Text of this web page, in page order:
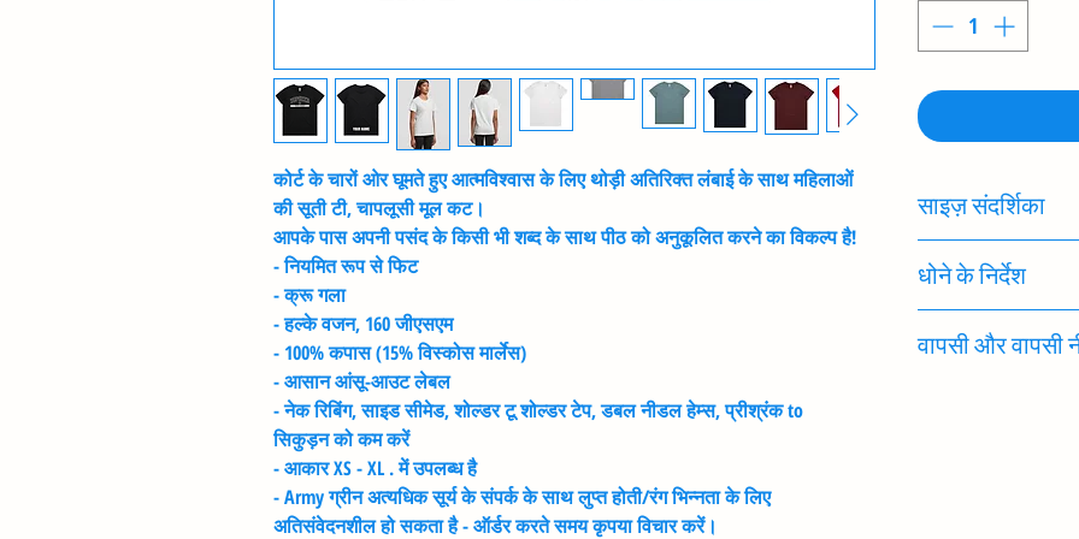
कोर्ट के चारों ओर घूमते हुए आत्मविश्वास के लिए थोड़ी अतिरिक्त लंबाई के साथ महिलाओं
की सूती टी, चापलूसी मूल कट।
आपके पास अपनी पसंद के किसी भी शब्द के साथ पीठ को अनुकूलित करने का विकल्प है!
- नियमित रूप से फिट
- क्रू गला
- हल्के वजन, 160 जीएसएम
- 100% कपास (15% विस्कोस मार्लेस)
- आसान आंसू-आउट लेबल
- नेक रिबिंग, साइड सीमेड, शोल्डर टू शोल्डर टेप, डबल नीडल हेम्स, प्रीश्रंक to
सिकुड़न को कम करें
- आकार XS - XL . में उपलब्ध है
- Army ग्रीन अत्यधिक सूर्य के संपर्क के साथ लुप्त होती/रंग भिन्नता के लिए
अतिसंवेदनशील हो सकता है - ऑर्डर करते समय कृपया विचार करें।
साइज़ संदर्शिका
के नहीं।
यदि आप अपने आकार के
करते हैं कि आप एक ऐसे
धोने के निर्देश
आयरन प्रिंट न करें
वापसी और वापसी